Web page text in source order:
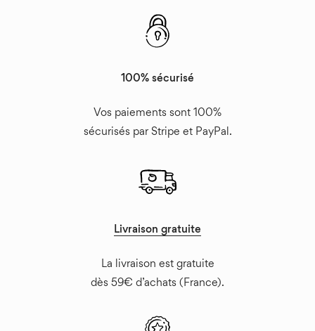
100% sécurisé
Vos paiements sont 100%
sécurisés par Stripe et PayPal.
Livraison gratuite
La livraison est gratuite
dès 59€ d’achats (France).